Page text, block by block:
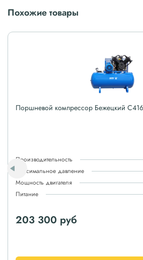
Похожие товары
Поршневой компрессор Бежецкий
Производительность
Максимальное давление
Мощность двигателя
Питание
203 300 руб